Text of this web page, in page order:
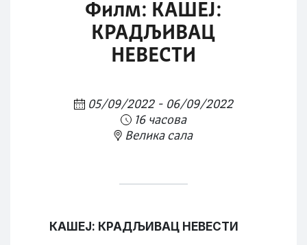
Филм: КАШЕЈ:
КРАДЉИВАЦ
НЕВЕСТИ
05/09/2022 - 06/09/2022
16 часова
Велика сала
КАШЕЈ: КРАДЉИВАЦ НЕВЕСТИ